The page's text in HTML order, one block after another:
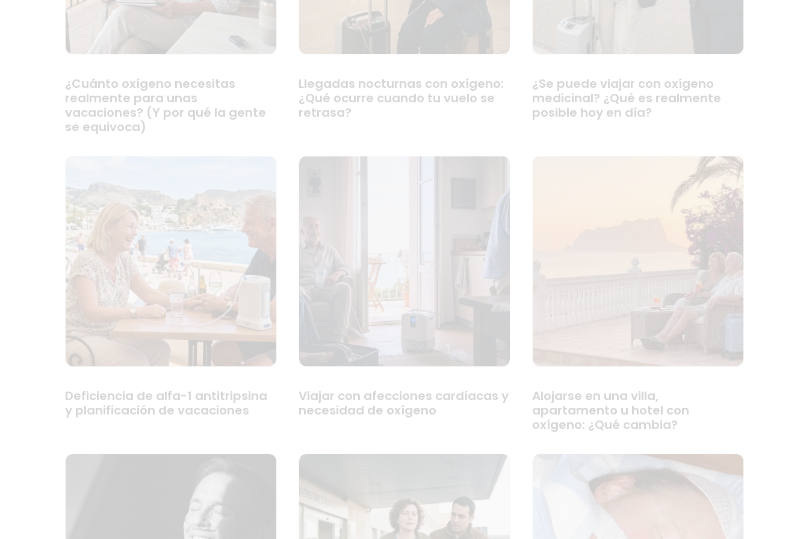
¿Cuánto oxígeno necesitas
realmente para unas
vacaciones? (Y por qué la gente
se equivoca)
Llegadas nocturnas con oxígeno:
¿Qué ocurre cuando tu vuelo se
retrasa?
¿Se puede viajar con oxígeno
medicinal? ¿Qué es realmente
posible hoy en día?
Deficiencia de alfa-1 antitripsina
y planificación de vacaciones
Viajar con afecciones cardíacas y
necesidad de oxígeno
Alojarse en una villa,
apartamento u hotel con
oxígeno: ¿Qué cambia?